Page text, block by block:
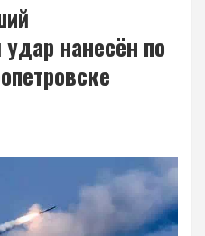
нанесён по